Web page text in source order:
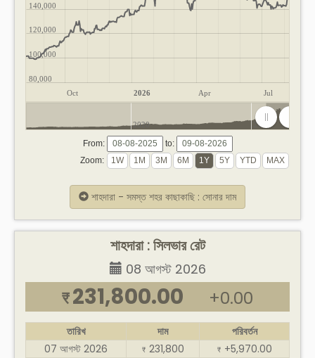
Oct 2026 Apr Jul
80,000
100,000
120,000
140,000
2020 2025
From:
to:
Zoom:
শাহদারা - সমস্ত শহর কাছাকাছি : সোনার দাম
শাহদারা : সিলভার রেট
08 আগস্ট 2026
₹ 231,800.00 +0.00
তারিখ দাম
পরিবর্তন
07 আগস্ট 2026
₹ 231,800 ₹ +5,970.00